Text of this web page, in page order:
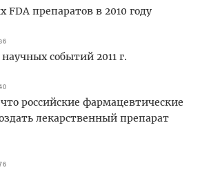
FDA препаратов в 2010 году
событий 2011 г.
российские фармацевтические
лекарственный препарат